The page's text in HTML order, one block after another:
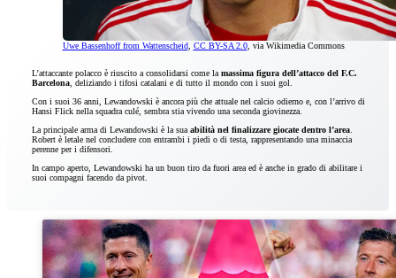
Uwe Bassenhoff from Wattenscheid, CC BY-SA 2.0, via Wikimedia Commons
L’attaccante polacco è riuscito a consolidarsi come la massima figura dell’attacco del F.C.
Barcelona, deliziando i tifosi catalani e di tutto il mondo con i suoi gol.
Con i suoi 36 anni, Lewandowski è ancora più che attuale nel calcio odierno e, con l’arrivo di
Hansi Flick nella squadra culé, sembra stia vivendo una seconda giovinezza.
La principale arma di Lewandowski è la sua abilità nel finalizzare giocate dentro l’area.
Robert è letale nel concludere con entrambi i piedi o di testa, rappresentando una minaccia
perenne per i difensori.
In campo aperto, Lewandowski ha un buon tiro da fuori area ed è anche in grado di abilitare i
suoi compagni facendo da pivot.